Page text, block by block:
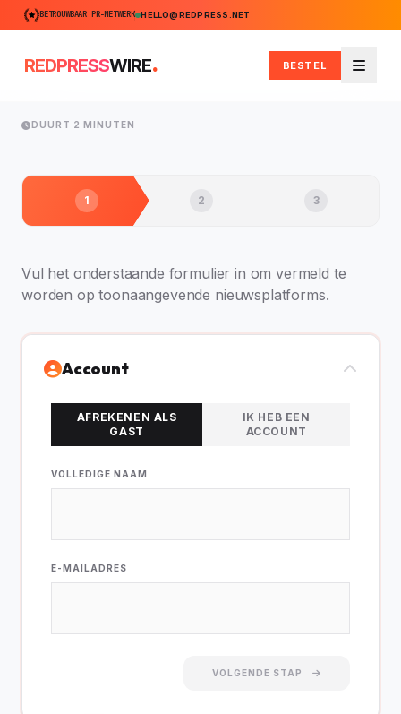
BETROUWBAAR PR-NETWERK HELLO@REDPRESS.NET
REDPRESSWIRE. BESTEL
Menu
DUURT 2 MINUTEN
1 2 3
Vul het onderstaande formulier in om vermeld te
worden op toonaangevende nieuwsplatforms.
Account
AFREKENEN ALS
GAST
IK HEB EEN
ACCOUNT
VOLLEDIGE NAAM
E-MAILADRES
VOLGENDE STAP